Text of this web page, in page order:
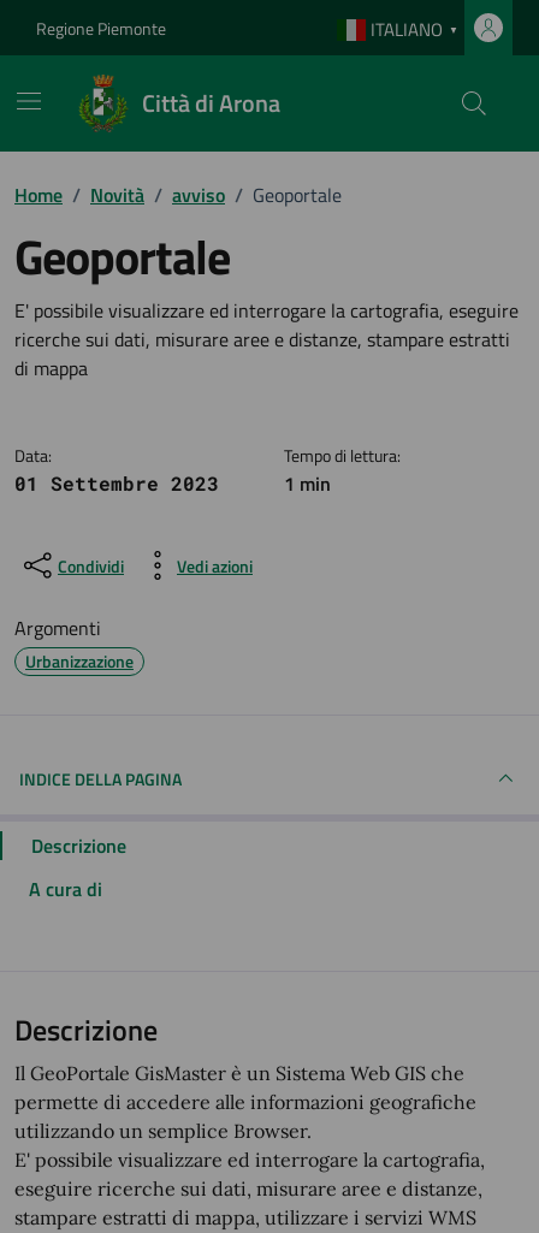
Regione Piemonte ITALIANO ▼
Città di Arona
Home / Novità / avviso / Geoportale
Geoportale
Dettagli della notizia
E' possibile visualizzare ed interrogare la cartografia, eseguire
ricerche sui dati, misurare aree e distanze, stampare estratti
di mappa
Data:
01 Settembre 2023
Tempo di lettura:
1 min
Condividi Vedi azioni
Argomenti
Urbanizzazione
INDICE DELLA PAGINA
Descrizione
A cura di
Descrizione
Il GeoPortale GisMaster è un Sistema Web GIS che
permette di accedere alle informazioni geografiche
utilizzando un semplice Browser.
E' possibile visualizzare ed interrogare la cartografia,
eseguire ricerche sui dati, misurare aree e distanze,
stampare estratti di mappa, utilizzare i servizi WMS